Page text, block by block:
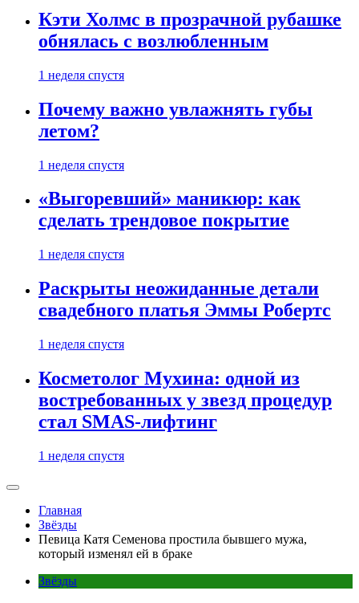
Кэти Холмс в прозрачной рубашке
обнялась с возлюбленным
1 неделя спустя
Почему важно увлажнять губы
летом?
1 неделя спустя
«Выгоревший» маникюр: как
сделать трендовое покрытие
1 неделя спустя
Раскрыты неожиданные детали
свадебного платья Эммы Робертс
1 неделя спустя
Косметолог Мухина: одной из
востребованных у звезд процедур
стал SMAS-лифтинг
1 неделя спустя
Главная
Звёзды
Певица Катя Семенова простила бывшего мужа,
который изменял ей в браке
Звёзды